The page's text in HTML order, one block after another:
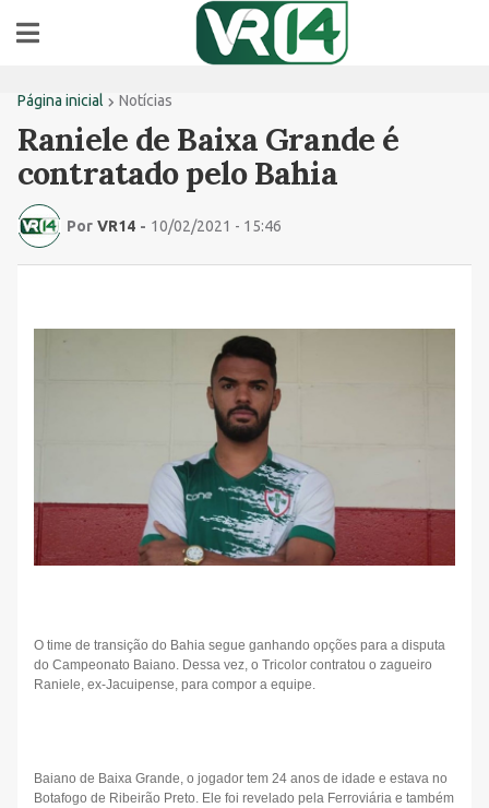
Página inicial Notícias
Raniele de Baixa Grande é
contratado pelo Bahia
Por VR14 - 10/02/2021 - 15:46
O time de transição do Bahia segue ganhando opções para a disputa
do Campeonato Baiano. Dessa vez, o Tricolor contratou o zagueiro
Raniele, ex-Jacuipense, para compor a equipe.
Baiano de Baixa Grande, o jogador tem 24 anos de idade e estava no
Botafogo de Ribeirão Preto. Ele foi revelado pela Ferroviária e também